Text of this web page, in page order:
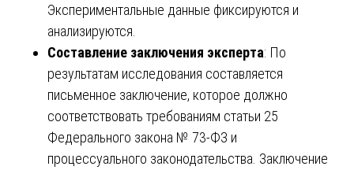
Экспериментальные данные фиксируются и
анализируются.
Составление заключения эксперта: По
результатам исследования составляется
письменное заключение, которое должно
соответствовать требованиям статьи 25
Федерального закона № 73-ФЗ и
процессуального законодательства. Заключение